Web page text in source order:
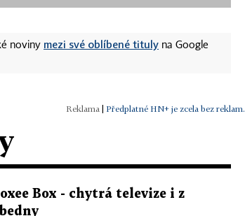
noviny mezi své oblíbené tituly na Google
Předplatné HN+ je zcela bez reklam.
Box - chytrá televize i z